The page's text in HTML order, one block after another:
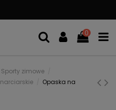
0
Sporty zimowe
Opaska na